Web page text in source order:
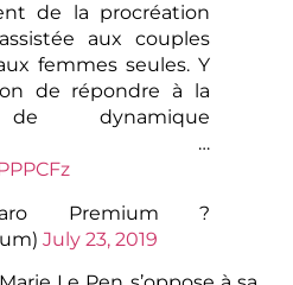
de la procréation
aux couples
femmes seules. Y
de répondre à la
de dynamique
…
Premium ?
July 23, 2019